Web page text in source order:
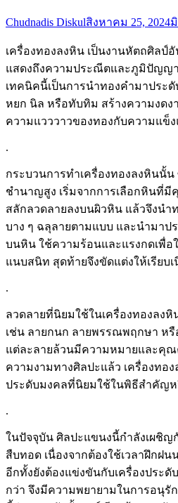
Chudnadis Diskulสิงหาคม 25, 2024
เครื่องทองลงหิน เป็นงานหัตถศิลป์
แสดงถึงความประณีตและภูมิปัญญ
เทคนิคนี้เป็นการนำทองคำมาประ
หยก นิล หรือทับทิม สร้างความงดง
ความแวววาวของทองกับความแข็
.
กระบวนการทำเครื่องทองลงหินนั้
ชำนาญสูง เริ่มจากการเลือกหินที่
สลักลวดลายลงบนผิวหิน แล้วจึงนำ
บาง ๆ ฉลุลายตามแบบ และนำมาป
บนหิน ใช้ความร้อนและแรงกดเพื่อ
แนบสนิท สุดท้ายจึงขัดแต่งให้เรียบเ
.
ลวดลายที่นิยมใช้ในเครื่องทองลง
เช่น ลายกนก ลายพรรณพฤกษา ห
แต่ละลายล้วนมีความหมายและคุ
ความงามทางศิลปะแล้ว เครื่องทอง
ประดับมงคลที่นิยมใช้ในพิธีสำคัญห
.
ในปัจจุบัน ศิลปะแขนงนี้กำลังเผชิญ
สืบทอด เนื่องจากต้องใช้เวลาฝึกฝ
อีกทั้งยังต้องแข่งขันกับเครื่องประดั
กว่า จึงมีความพยายามในการอนุรั